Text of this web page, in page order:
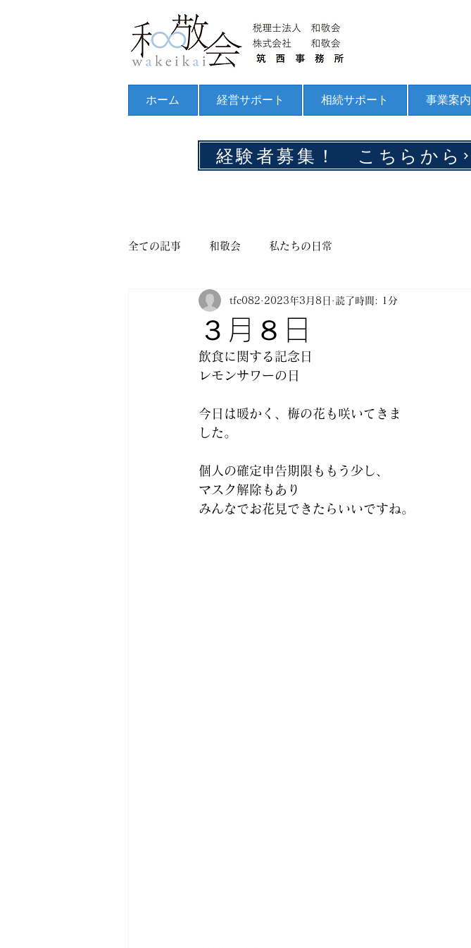
ホーム 経営サポート 相続サポート 事業案内
経験者募集！ こちらから
全ての記事 和敬会 私たちの日常
３月８日
tfc082 2023年3月8日 読了時間: 1分
飲食に関する記念日
レモンサワーの日
今日は暖かく、梅の花も咲いてきま
した。
個人の確定申告期限ももう少し、
マスク解除もあり
みんなでお花見できたらいいですね。